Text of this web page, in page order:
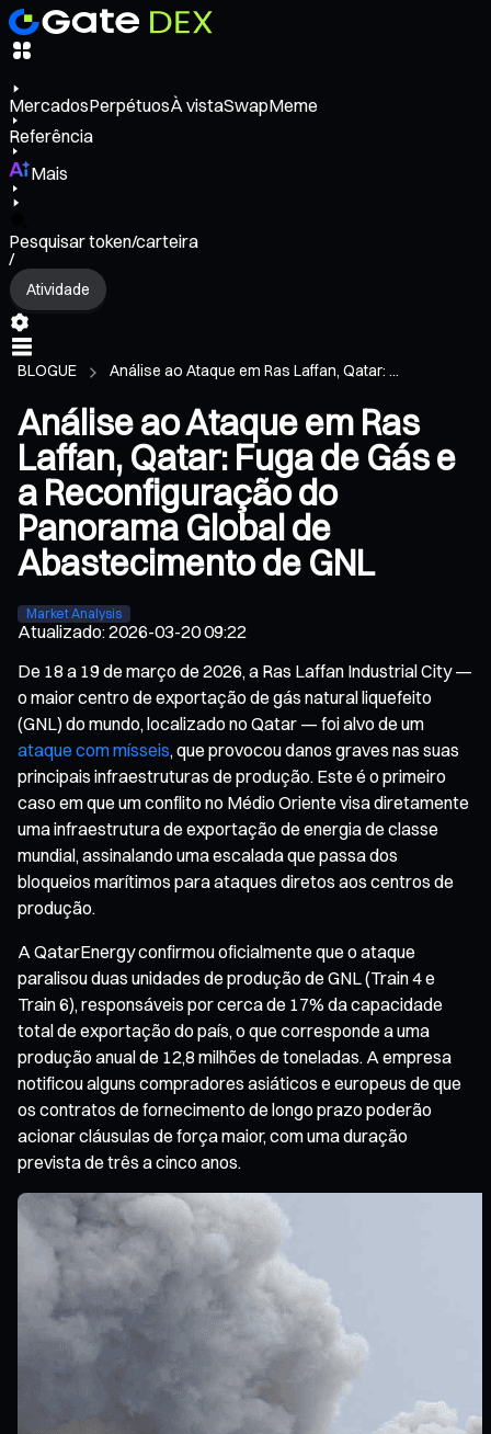
MercadosPerpétuosÀ vistaSwapMeme
Referência
Mais
Pesquisar token/carteira
/
Atividade
BLOGUE Análise ao Ataque em Ras Laffan, Qatar: ...
Análise ao Ataque em Ras
Laffan, Qatar: Fuga de Gás e
a Reconfiguração do
Panorama Global de
Abastecimento de GNL
Market Analysis
Atualizado:2026-03-20 09:22
De 18 a 19 de março de 2026, a Ras Laffan Industrial City —
o maior centro de exportação de gás natural liquefeito
(GNL) do mundo, localizado no Qatar — foi alvo de um
ataque com mísseis, que provocou danos graves nas suas
principais infraestruturas de produção. Este é o primeiro
caso em que um conflito no Médio Oriente visa diretamente
uma infraestrutura de exportação de energia de classe
mundial, assinalando uma escalada que passa dos
bloqueios marítimos para ataques diretos aos centros de
produção.
A QatarEnergy confirmou oficialmente que o ataque
paralisou duas unidades de produção de GNL (Train 4 e
Train 6), responsáveis por cerca de 17% da capacidade
total de exportação do país, o que corresponde a uma
produção anual de 12,8 milhões de toneladas. A empresa
notificou alguns compradores asiáticos e europeus de que
os contratos de fornecimento de longo prazo poderão
acionar cláusulas de força maior, com uma duração
prevista de três a cinco anos.